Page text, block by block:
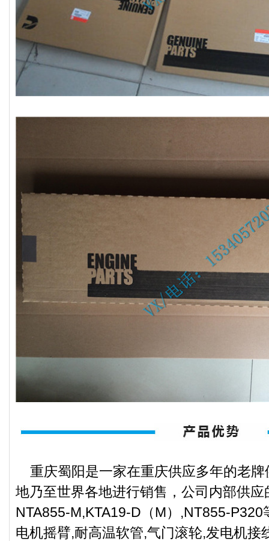
重庆蜀阳是一家在重庆供应多年的老牌
地乃至世界各地进行销售，公司内部供
NTA855-M,KTA19-D（M）,NT855-
电机摇臂,耐高温软管,气门滚轮,发电机接